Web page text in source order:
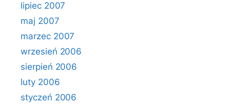
lipiec 2007
maj 2007
marzec 2007
wrzesień 2006
sierpień 2006
luty 2006
styczeń 2006